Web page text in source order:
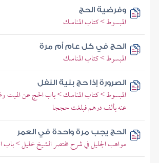
وفرضية الحج
المبسوط > كتاب المناسك
الحج في كل عام أم مرة
المبسوط > كتاب المناسك
الصرورة إذا حج بنية النفل
المبسوط > كتاب المناسك > باب الحج عن الميت
عنه بألف درهم فبلغت حججا
الحج يجب مرة واحدة في العمر
مواهب الجليل في شرح مختصر الشيخ خليل > باب